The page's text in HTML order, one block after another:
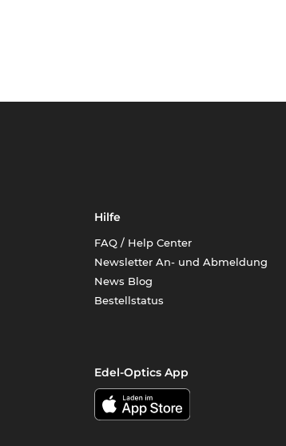
Hilfe
FAQ / Help Center
Newsletter An- und Abmeldung
News Blog
Bestellstatus
Edel-Optics App